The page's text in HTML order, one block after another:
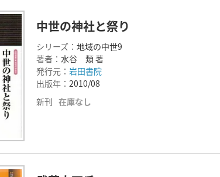
中世の神社と祭り
シリーズ： 地域の中世9
著者： 水谷 類 著
発行元： 岩田書院
出版年： 2010/08
新刊 在庫なし